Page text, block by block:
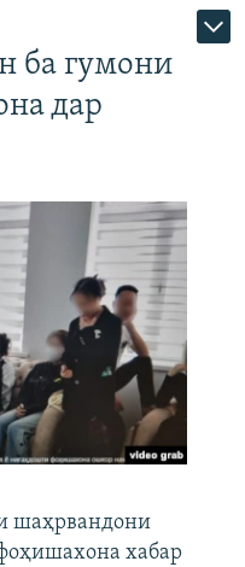
ба гумони
дар
шаҳрвандони
хабар